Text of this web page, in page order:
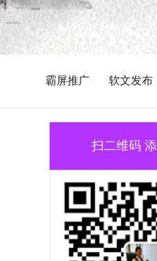
霸屏推广 软文发布
扫二维码